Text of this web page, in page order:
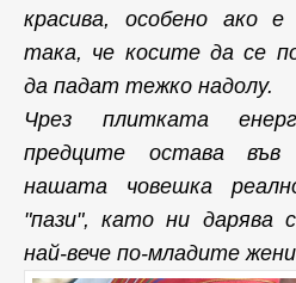
красива, особено ако е
така, че косите да се
да падат тежко надолу.
Чрез плитката
предците остава във
нашата човешка
"пази", като ни дарява
най-вече по-младите